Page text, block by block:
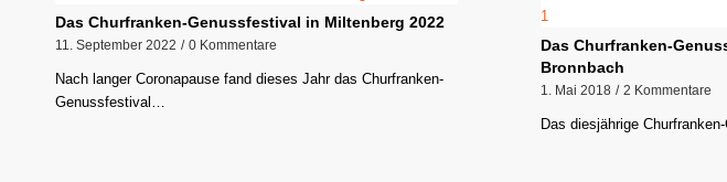
Das Churfranken-Genussfestival in Miltenberg 2022
11. September 2022 / 0 Kommentare
Nach langer Coronapause fand dieses Jahr das Churfranken-
Genussfestival…
Das Churfranken-
Bronnbach
1. Mai 2018 / 2 Kommentare
Das diesjährige